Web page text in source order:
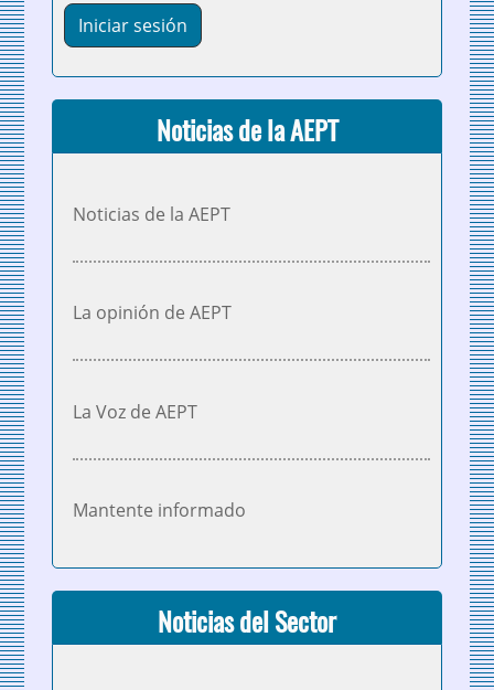
Noticias de la AEPT
Noticias de la AEPT
La opinión de AEPT
La Voz de AEPT
Mantente informado
Noticias del Sector